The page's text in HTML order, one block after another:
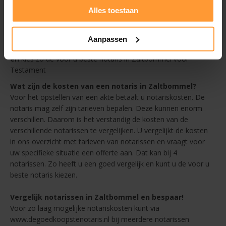
Alles toestaan
Aanpassen
Afstand - altijd een goedkope notaris in de buurt van
Zaltbommel
enkies zo de voor u beste notaris in Zaltbommel voor
Testament
Wat zijn de kosten van een notaris in Zaltbommel?
Voor het opstellen van een akte betaalt u notariskosten. De
notaris mag zelf zijn tarieven bepalen. Deze kunnen enorm
verschillen. Daarom is het verstandig de kosten van de
verschillende notarissen te vergelijken. U vergelijkt de kosten
in ons overzicht met tarieven van notarissen en vraagt voor
uw specifieke situatie een offerte aan. Dat kan bij 4
notarissen. Zo heeft u een goed vergelijk en kunt u de voor u
beste notaris kiezen.
Vergelijk notarissen in Zaltbommel en bespaar!
Voor zo laag mogelijke notariskosten kunt via
www.degoedkoopstenotaris.nl bij meerdere notarissen